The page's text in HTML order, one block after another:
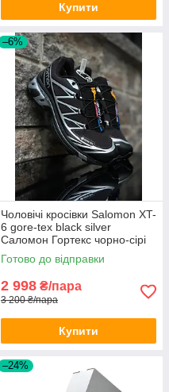
Купити
–6%
Чоловічі кросівки Salomon XT-
6 gore-tex black silver
Саломон Гортекс чорно-сірі
водостійкі
Готово до відправки
2 998 ₴/пара
3 200 ₴/пара
Купити
–24%